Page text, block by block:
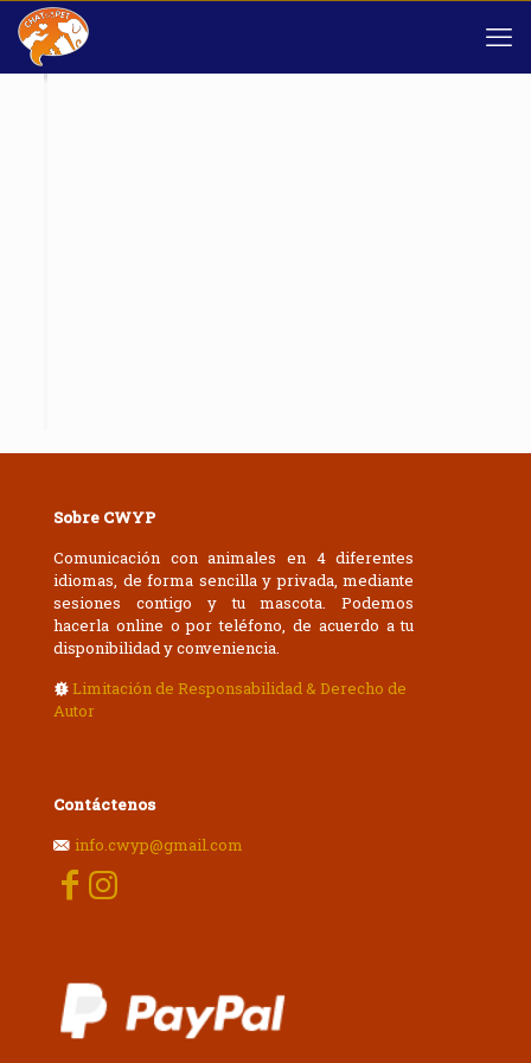
Sobre CWYP
Comunicación con animales en 4 diferentes
idiomas, de forma sencilla y privada, mediante
sesiones contigo y tu mascota. Podemos
hacerla online o por teléfono, de acuerdo a tu
disponibilidad y conveniencia.
Limitación de Responsabilidad & Derecho de
Autor
Contáctenos
info.cwyp@gmail.com